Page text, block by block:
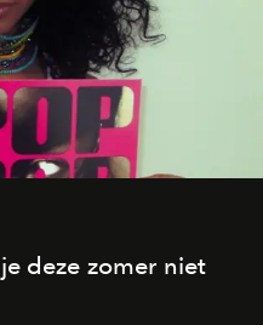
deze zomer niet